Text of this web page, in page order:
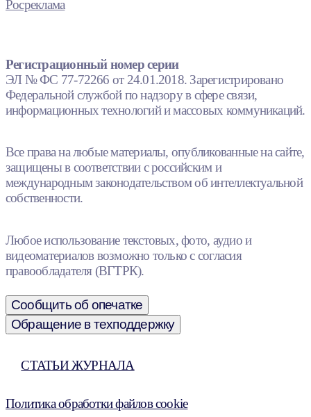
Росреклама
Регистрационный номер серии
ЭЛ № ФС 77-72266 от 24.01.2018. Зарегистрировано
Федеральной службой по надзору в сфере связи,
информационных технологий и массовых коммуникаций.
Все права на любые материалы, опубликованные на сайте,
защищены в соответствии с российским и
международным законодательством об интеллектуальной
собственности.
Любое использование текстовых, фото, аудио и
видеоматериалов возможно только с согласия
правообладателя (ВГТРК).
Сообщить об опечатке
Обращение в техподдержку
СТАТЬИ ЖУРНАЛА
Политика обработки файлов cookie